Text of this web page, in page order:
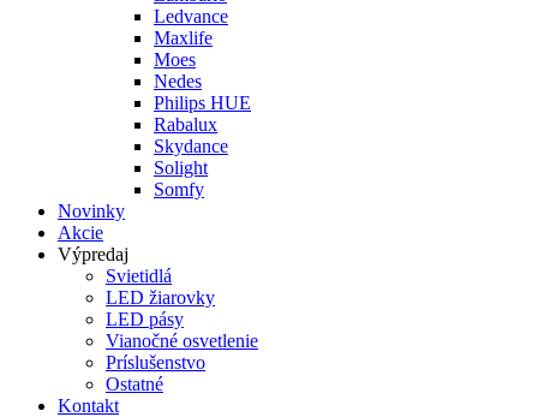
Ledvance
Maxlife
Moes
Nedes
Philips HUE
Rabalux
Skydance
Solight
Somfy
Novinky
Akcie
Výpredaj
Svietidlá
LED žiarovky
LED pásy
Vianočné osvetlenie
Príslušenstvo
Ostatné
Kontakt